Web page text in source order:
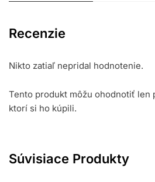
Recenzie
Nikto zatiaľ nepridal hodnotenie.
Tento produkt môžu ohodnotiť len
ktorí si ho kúpili.
Súvisiace Produkty